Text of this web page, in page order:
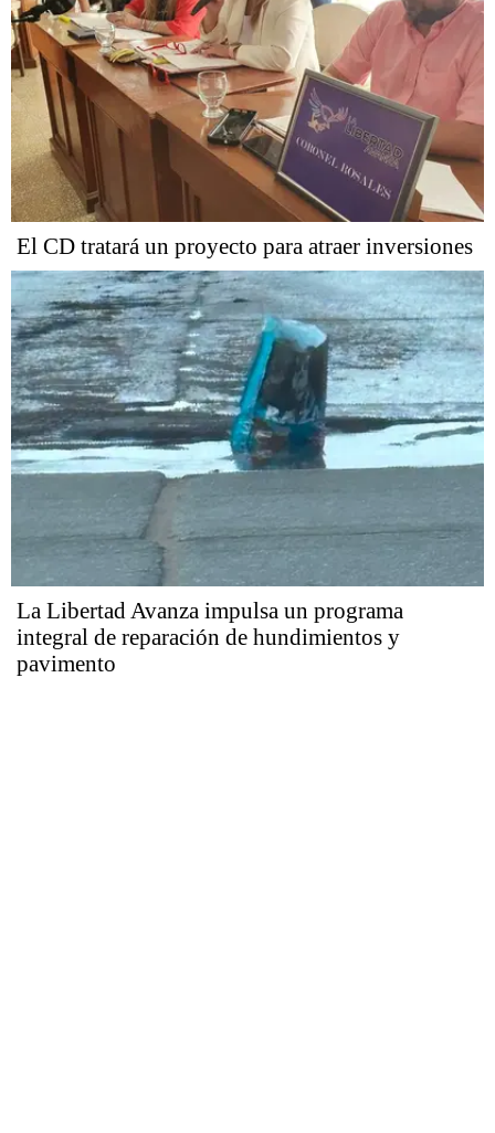
El CD tratará un proyecto para atraer inversiones
La Libertad Avanza impulsa un programa
integral de reparación de hundimientos y
pavimento